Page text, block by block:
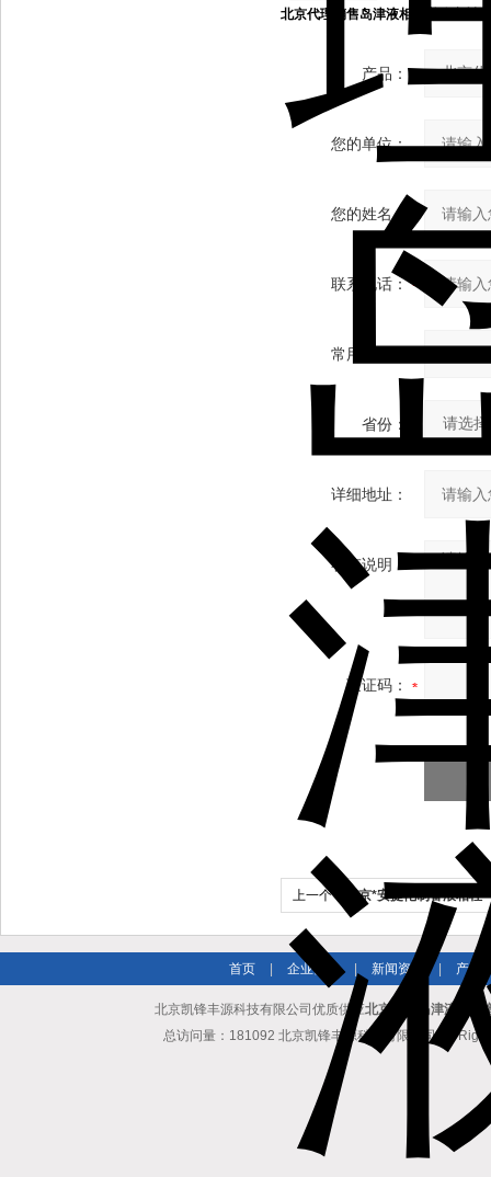
北京代理销售岛津液相色谱仪密封圈
产品：
您的单位：
您的姓名：
联系电话：
常用邮箱：
省份：
详细地址：
补充说明：
验证码：
上一个： 北京*安捷伦制备液相柱
首页 企业简介 新闻资讯 | 产品
北京凯锋丰源科技有限公司优质供应北京代理岛津液相色
总访问量：181092 北京凯锋丰源科技有限公司 All